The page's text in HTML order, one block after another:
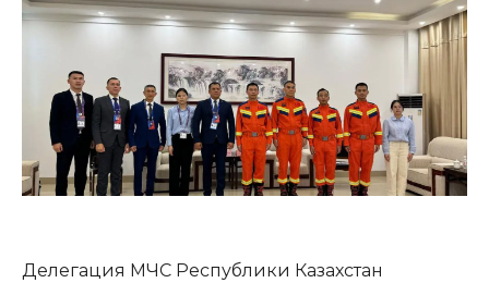
Делегация МЧС Республики Казахстан